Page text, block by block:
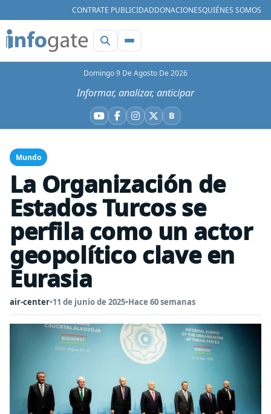
CONTRATE PUBLICIDADDONACIONESQUIÉNES SOMOS
Domingo 9 De Agosto De 2026
Informar, analizar, anticipar
YouTube
Facebook
Instagram
X BBluesky
Mundo
La Organización de
Estados Turcos se
perfila como un actor
geopolítico clave en
Eurasia
air-center•11 de junio de 2025•Hace 60 semanas